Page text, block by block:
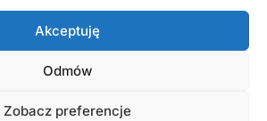
Akceptuję
Odmów
Zobacz preferencje
KONTAKT Z AUTOREM